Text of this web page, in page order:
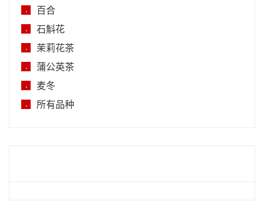
. 百合
. 石斛花
. 茉莉花茶
. 蒲公英茶
. 麦冬
. 所有品种